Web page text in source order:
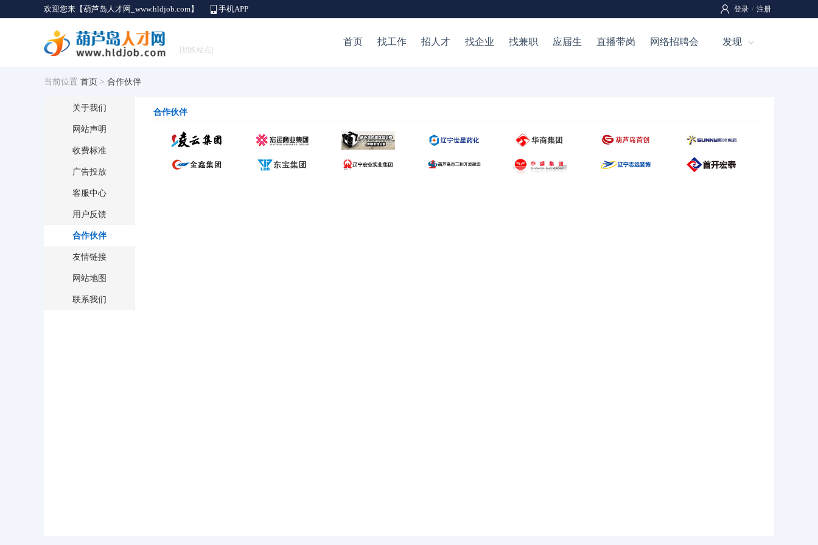
欢迎您来【葫芦岛人才网_www.hldjob.com】 手机APP 登录 / 注册
[切换站点]
首页 找工作 招人才 找企业 找兼职 应届生 直播带岗 网络招聘会 发现
当前位置 首页 > 合作伙伴
关于我们
网站声明
收费标准
广告投放
客服中心
用户反馈
合作伙伴
友情链接
网站地图
联系我们
合作伙伴